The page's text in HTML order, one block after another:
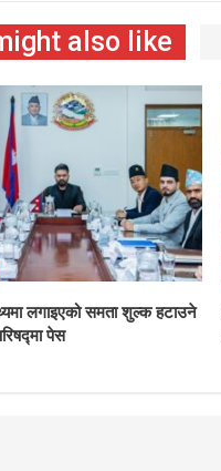
also like
लगाइएको समता शुल्क हटाउने
पेस